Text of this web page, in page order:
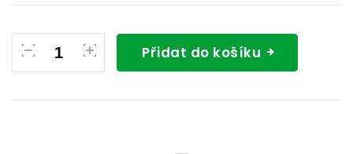
Přidat do košíku